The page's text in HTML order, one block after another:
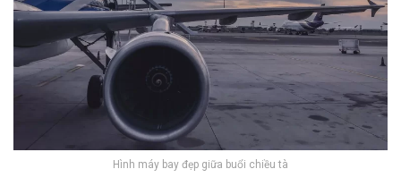
Hình máy bay đẹp giữa buổi chiều tà